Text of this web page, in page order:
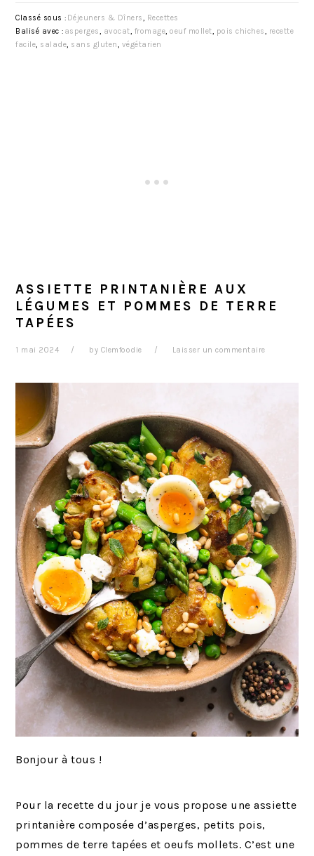
Classé sous : Déjeuners & Dîners, Recettes
Balisé avec : asperges, avocat, fromage,oeuf mollet, pois chiches, recette
facile, salade, sans gluten, végétarien
ASSIETTE PRINTANIÈRE AUX
LÉGUMES ET POMMES DE TERRE
TAPÉES
1 mai 2024 by Clemfoodie Laisser un commentaire
Bonjour à tous !
Pour la recette du jour je vous propose une assiette
printanière composée d’asperges, petits pois,
pommes de terre tapées et oeufs mollets. C’est une